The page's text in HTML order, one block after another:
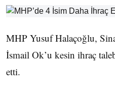
MHP Yusuf Halaçoğlu,
İsmail Ok’u kesin ihraç
etti.